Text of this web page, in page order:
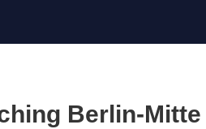
Berlin-Mitte